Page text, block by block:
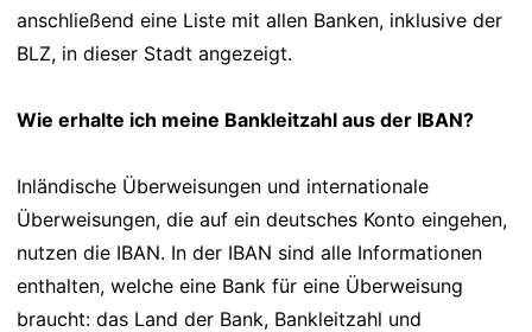
anschließend eine Liste mit allen Banken, inklusive der
BLZ, in dieser Stadt angezeigt.
Wie erhalte ich meine Bankleitzahl aus der IBAN?
Inländische Überweisungen und internationale
Überweisungen, die auf ein deutsches Konto eingehen,
nutzen die IBAN. In der IBAN sind alle Informationen
enthalten, welche eine Bank für eine Überweisung
braucht: das Land der Bank, Bankleitzahl und